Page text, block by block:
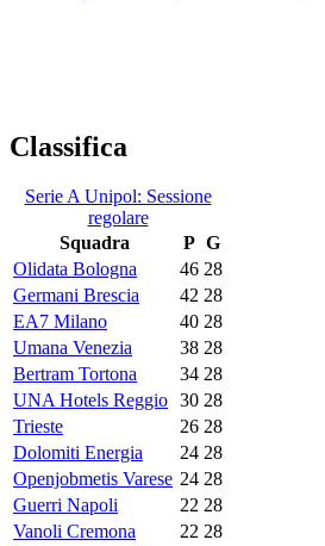
Classifica
Serie A Unipol: Sessione
regolare
Squadra
P G
Olidata Bologna
46 28
Germani Brescia
42 28
EA7 Milano
40 28
Umana Venezia
38 28
Bertram Tortona
34 28
UNA Hotels Reggio 30 28
Trieste
26 28
Dolomiti Energia
24 28
Openjobmetis Varese 24 28
Guerri Napoli
22 28
Vanoli Cremona
22 28